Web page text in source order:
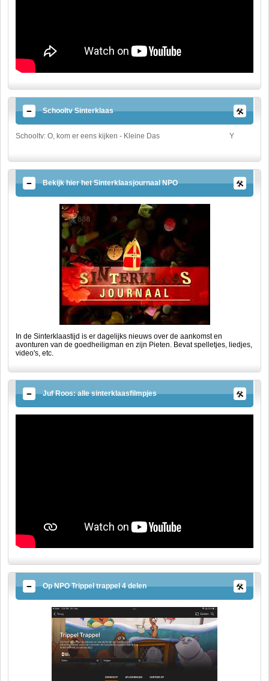
Schooltv Sinterklaas
Schooltv: O, kom er eens kijken - Kleine Das Y
Bekijk hier het Sinterklaasjournaal NPO
In de Sinterklaastijd is er dagelijks nieuws over de aankomst en
avonturen van de goedheiligman en zijn Pieten. Bevat spelletjes, liedjes,
video's, etc.
Juf Roos: alle sinterklaasfilmpjes
Op NPO Trippel trappel 4 delen